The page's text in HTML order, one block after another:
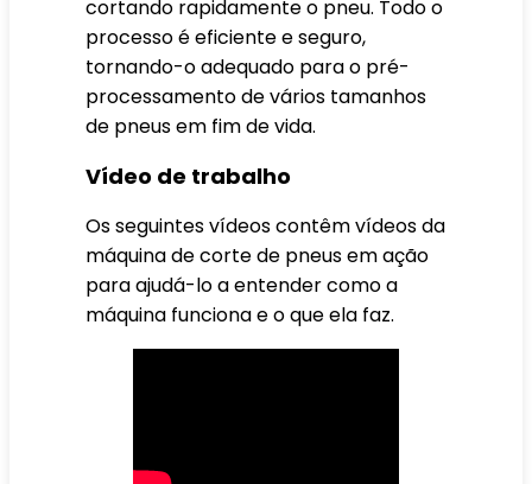
cortando rapidamente o pneu. Todo o
processo é eficiente e seguro,
tornando-o adequado para o pré-
processamento de vários tamanhos
de pneus em fim de vida.
Vídeo de trabalho
Os seguintes vídeos contêm vídeos da
máquina de corte de pneus em ação
para ajudá-lo a entender como a
máquina funciona e o que ela faz.